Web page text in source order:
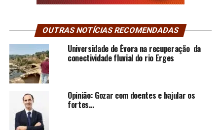
OUTRAS NOTÍCIAS RECOMENDADAS
Universidade de Évora na recuperação da
conectividade fluvial do rio Erges
Opinião: Gozar com doentes e bajular os
fortes…